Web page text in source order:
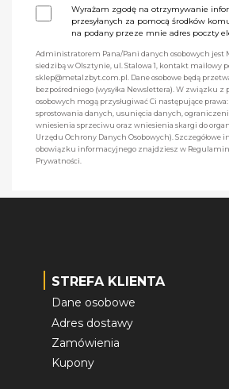
Wyrażam zgodę na otrzymywanie
przesyłanych za pomocą środków
na podany przeze mnie adres poczty
Administratorem Pana/Pani danych osobowych jest
siedzibą w Olsztynie, ul. Stalowa 1, kontakt mailowy
sklep@metalzbyt.com.pl. Dane osobowe będą
bezpośredniego (wysyłka Newslettera). W związku
osobowych mogą przysługiwać Ci następujące
sprostowania danych, usunięcia danych,
wniesienia sprzeciwu oraz wniesienia skargi do
Urzędu Ochrony Danych Osobowych). Szczegółowe
obowiązku informacyjnego znajdziesz w
Prywatności.
STREFA KLIENTA
Dane osobowe
Adres dostawy
Zamówienia
Kupony